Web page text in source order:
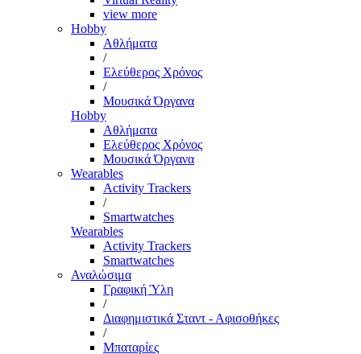
view more
Hobby
Αθλήματα
/
Ελεύθερος Χρόνος
/
Μουσικά Όργανα
Hobby
Αθλήματα
Ελεύθερος Χρόνος
Μουσικά Όργανα
Wearables
Activity Trackers
/
Smartwatches
Wearables
Activity Trackers
Smartwatches
Αναλώσιμα
Γραφική Ύλη
/
Διαφημιστικά Σταντ - Αφισοθήκες
/
Μπαταρίες